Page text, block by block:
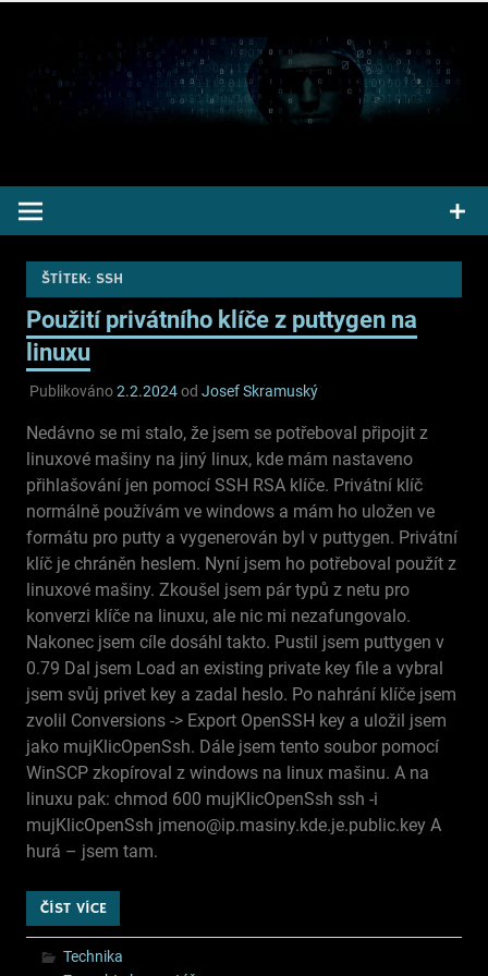
obsah
ŠTÍTEK: SSH
Použití privátního klíče z puttygen na
linuxu
Publikováno2.2.2024od Josef Skramuský
Nedávno se mi stalo, že jsem se potřeboval připojit z
linuxové mašiny na jiný linux, kde mám nastaveno
přihlašování jen pomocí SSH RSA klíče. Privátní klíč
normálně používám ve windows a mám ho uložen ve
formátu pro putty a vygenerován byl v puttygen. Privátní
klíč je chráněn heslem. Nyní jsem ho potřeboval použít z
linuxové mašiny. Zkoušel jsem pár typů z netu pro
konverzi klíče na linuxu, ale nic mi nezafungovalo.
Nakonec jsem cíle dosáhl takto. Pustil jsem puttygen v
0.79 Dal jsem Load an existing private key file a vybral
jsem svůj privet key a zadal heslo. Po nahrání klíče jsem
zvolil Conversions -> Export OpenSSH key a uložil jsem
jako mujKlicOpenSsh. Dále jsem tento soubor pomocí
WinSCP zkopíroval z windows na linux mašinu. A na
linuxu pak: chmod 600 mujKlicOpenSsh ssh -i
mujKlicOpenSsh jmeno@ip.masiny.kde.je.public.key A
hurá – jsem tam.
ČÍST VÍCE
Technika